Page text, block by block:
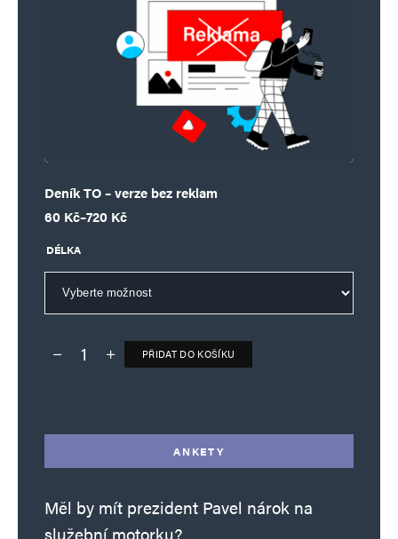
Deník TO – verze bez reklam
60 Kč–720 Kč
Rozpětí cen: 60 Kč až 720 Kč
DÉLKA
Deník TO – verze bez reklam množství
PŘIDAT DO KOŠÍKU
ANKETY
Měl by mít prezident Pavel nárok na
služební motorku?